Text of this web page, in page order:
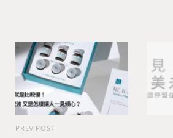
PREV POST